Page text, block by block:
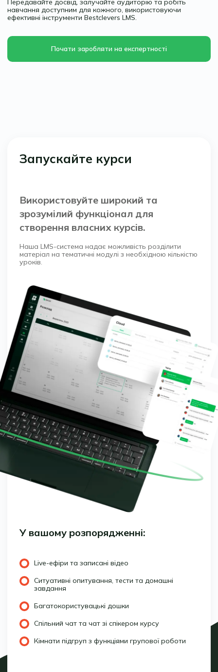
навчання доступним для кожного, використовуючи
ефективні інструменти Bestclevers LMS.
Почати заробляти на експертності
Запускайте курси
Використовуйте широкий та
зрозумілий функціонал для
створення власних курсів.
Наша LMS-система надає можливість розділити
матеріал на тематичні модулі з необхідною кількістю
уроків.
У вашому розпорядженні:
Live-ефіри та записані відео
Ситуативні опитування, тести та домашні
завдання
Багатокористувацькі дошки
Спільний чат та чат зі спікером курсу
Кімнати підгруп з функціями групової роботи